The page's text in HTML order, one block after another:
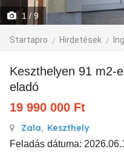
1 / 9
Startapro Hirdetések
Keszthelyen 91 m2-es alagsori üzlethelyiség
eladó
19 990 000 Ft
Zala, Keszthely
Feladás dátuma: